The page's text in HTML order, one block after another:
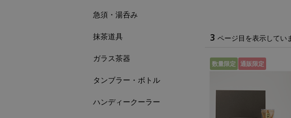
3 ページ目を表示してい
数量限定 通販限定
急須・湯呑み
抹茶道具
ガラス茶器
タンブラー・ボトル
ハンディークーラー